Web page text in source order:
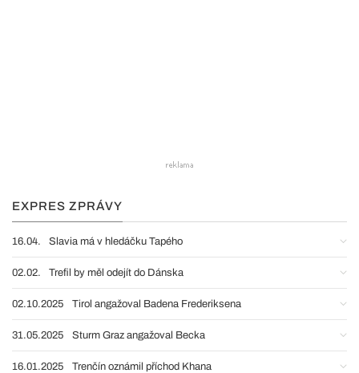
EXPRES ZPRÁVY
16.04. Slavia má v hledáčku Tapého
02.02. Trefil by měl odejít do Dánska
02.10.2025 Tirol angažoval Badena Frederiksena
31.05.2025 Sturm Graz angažoval Becka
16.01.2025 Trenčín oznámil příchod Khana